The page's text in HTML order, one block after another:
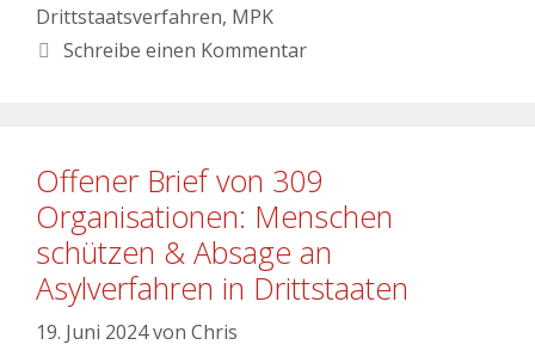
Drittstaatsverfahren, MPK
Schreibe einen Kommentar
Offener Brief von 309
Organisationen: Menschen
schützen & Absage an
Asylverfahren in Drittstaaten
19. Juni 2024von Chris